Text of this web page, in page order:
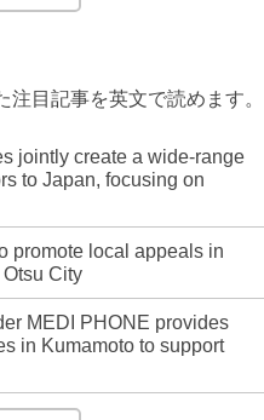
注目記事を英文で読めます。
jointly create a wide-range
to Japan, focusing on
promote local appeals in
City
MEDI PHONE provides
in Kumamoto to support